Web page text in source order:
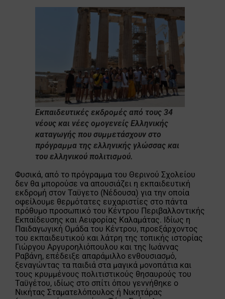
Εκπαιδευτικές εκδρομές από τους 34
νέους και νέες ομογενείς Ελληνικής
καταγωγής που συμμετάσχουν στο
πρόγραμμα της ελληνικής γλώσσας και
του ελληνικού πολιτισμού.
Φυσικά, από το πρόγραμμα του Θερινού Σχολείου
δεν θα μπορούσε να απουσιάζει η εκπαιδευτική
εκδρομή στον Ταϋγετο (Νέδουσα) για την οποία
οφείλουμε θερμότατες ευχαριστίες στο πάντα
πρόθυμο προσωπικό του Κέντρου Περιβαλλοντικής
Εκπαίδευσης και Αειφορίας Καλαμάτας. Ιδίως η
Παιδαγωγική Ομάδα του Κέντρου, προεξάρχοντος
του εκπαιδευτικού και λάτρη της τοπικής ιστορίας
Γιώργου Αργυροηλιόπουλου και της Ιωάννας
Ραβάνη, επέδειξε απαράμιλλο ενθουσιασμό,
ξεναγώντας τα παιδιά στα μαγικά μονοπάτια και
τους κρυμμένους πολιτιστικούς θησαυρούς του
Ταϋγέτου, ιδίως στο σπίτι όπου γεννήθηκε ο
Νικήτας Σταματελόπουλος ή Νικητάρας